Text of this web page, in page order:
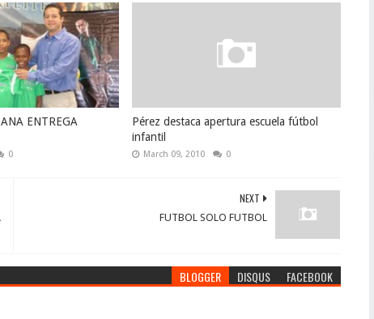
ENTREGA
0
Pérez destaca apertura escuela fútbol
infantil
March 09, 2010 0
NEXT
FUTBOL SOLO FUTBOL
BLOGGER DISQUS FACEBOOK